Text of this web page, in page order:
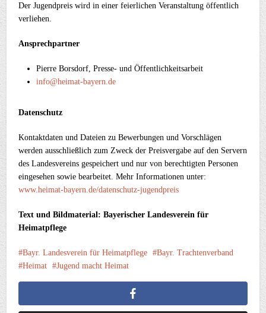
Der Jugendpreis wird in einer feierlichen Veranstaltung öffentlich
verliehen.
Ansprechpartner
Pierre Borsdorf, Presse- und Öffentlichkeitsarbeit
info@heimat-bayern.de
Datenschutz
Kontaktdaten und Dateien zu Bewerbungen und Vorschlägen
werden ausschließlich zum Zweck der Preisvergabe auf den Servern
des Landesvereins gespeichert und nur von berechtigten Personen
eingesehen sowie bearbeitet. Mehr Informationen unter:
www.heimat-bayern.de/datenschutz-jugendpreis
Text und Bildmaterial: Bayerischer Landesverein für
Heimatpflege
Bayr. Landesverein für Heimatpflege
Bayr. Trachtenverband
Heimat
Jugend macht Heimat